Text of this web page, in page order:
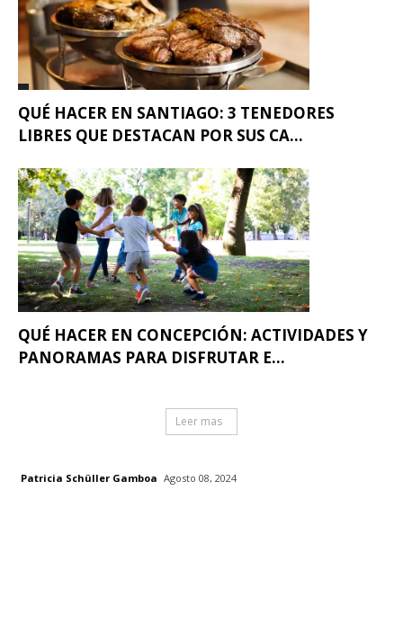
QUÉ HACER EN SANTIAGO: 3 TENEDORES
LIBRES QUE DESTACAN POR SUS CA...
QUÉ HACER EN CONCEPCIÓN: ACTIVIDADES Y
PANORAMAS PARA DISFRUTAR E...
Leer mas
Patricia Schüller Gamboa Agosto 08, 2024